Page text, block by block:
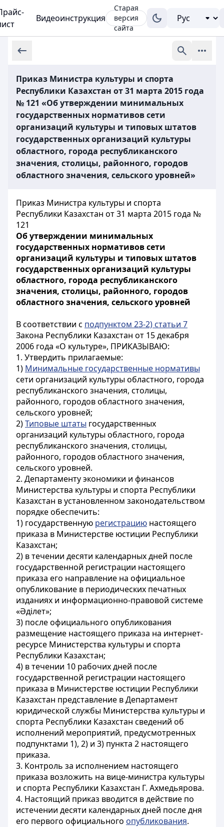
Видеоинструкция
Старая
версия
сайта
Приказ Министра культуры и спорта
Республики Казахстан от 31 марта 2015 года
№ 121 «Об утверждении минимальных
государственных нормативов сети
организаций культуры и типовых штатов
государственных организаций культуры
областного, города республиканского
значения, столицы, районного, городов
областного значения, сельского уровней»
Приказ Министра культуры и спорта
Республики Казахстан от 31 марта 2015 года №
121
Об утверждении минимальных
государственных нормативов сети
организаций культуры и типовых штатов
государственных организаций культуры
областного, города республиканского
значения, столицы, районного, городов
областного значения, сельского уровней
В соответствии с подпунктом 23-2) статьи 7
Закона Республики Казахстан от 15 декабря
2006 года «О культуре», ПРИКАЗЫВАЮ:
1. Утвердить прилагаемые:
1) Минимальные государственные нормативы
сети организаций культуры областного, города
республиканского значения, столицы,
районного, городов областного значения,
сельского уровней;
2)Типовые штаты государственных
организаций культуры областного, города
республиканского значения, столицы,
районного, городов областного значения,
сельского уровней.
2. Департаменту экономики и финансов
Министерства культуры и спорта Республики
Казахстан в установленном законодательством
порядке обеспечить:
1) государственную регистрацию настоящего
приказа в Министерстве юстиции Республики
Казахстан;
2) в течении десяти календарных дней после
государственной регистрации настоящего
приказа его направление на официальное
опубликование в периодических печатных
изданиях и информационно-правовой системе
«Әділет»;
3) после официального опубликования
размещение настоящего приказа на интернет-
ресурсе Министерства культуры и спорта
Республики Казахстан;
4) в течении 10 рабочих дней после
государственной регистрации настоящего
приказа в Министерстве юстиции Республики
Казахстан представление в Департамент
юридической службы Министерства культуры и
спорта Республики Казахстан сведений об
исполнений мероприятий, предусмотренных
подпунктами 1), 2) и 3) пункта 2 настоящего
приказа.
3. Контроль за исполнением настоящего
приказа возложить на вице-министра культуры
и спорта Республики Казахстан Г. Ахмедьярова.
4. Настоящий приказ вводится в действие по
истечении десяти календарных дней после дня
его первого официального опубликования.